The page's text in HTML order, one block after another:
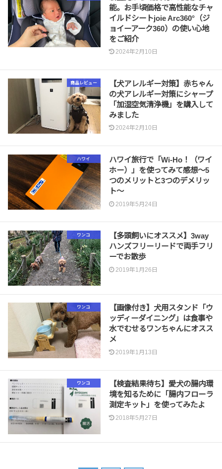
能。お手頃価格で高性能なチャ
イルドシートjoie Arc360°（ジ
ョイーアーク360）の使い心地
をご紹介
2024年2月10日
商品レビュー
【犬アレルギー対策】赤ちゃん
の犬アレルギー対策にシャープ
「加湿空気清浄機」を購入して
みました
2024年2月10日
ハワイ
ハワイ旅行で「Wi-Ho！（ワイ
ホー）」を使ってみて感想〜5
つのメリットと3つのデメリッ
ト〜
2019年5月24日
ワンコ
【多頭飼いにオススメ】3way
ハンズフリーリードで両手フリ
ーでお散歩
2019年1月26日
ワンコ
【画像付き】犬用スタンド「ウ
ッディーダイニング」は食事や
水でむせるワンちゃんにオスス
メ
2019年1月13日
ワンコ
【検査結果待ち】愛犬の腸内環
境を知るために「腸内フローラ
測定キット」を使ってみたよ
2018年5月27日